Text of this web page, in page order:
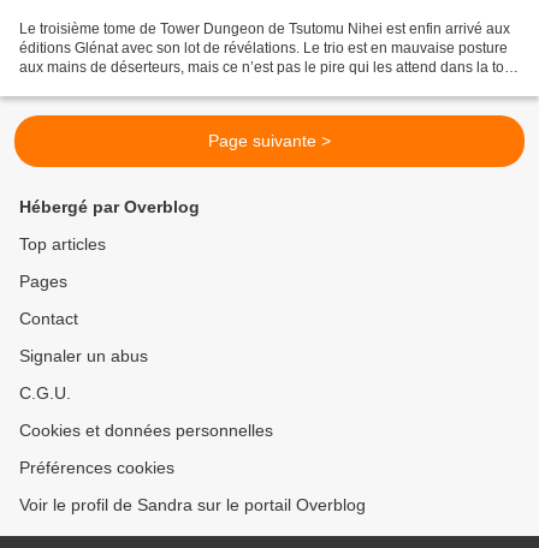
Le troisième tome de Tower Dungeon de Tsutomu Nihei est enfin arrivé aux
éditions Glénat avec son lot de révélations. Le trio est en mauvaise posture
aux mains de déserteurs, mais ce n’est pas le pire qui les attend dans la tour
Page suivante >
Hébergé par Overblog
Top articles
Pages
Contact
Signaler un abus
C.G.U.
Cookies et données personnelles
Préférences cookies
Voir le profil de Sandra sur le portail Overblog